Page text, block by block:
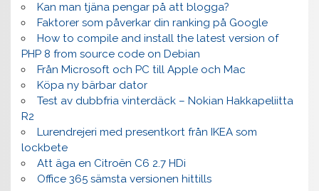
Kan man tjäna pengar på att blogga?
Faktorer som påverkar din ranking på Google
How to compile and install the latest version of
PHP 8 from source code on Debian
Från Microsoft och PC till Apple och Mac
Köpa ny bärbar dator
Test av dubbfria vinterdäck – Nokian Hakkapeliitta
R2
Lurendrejeri med presentkort från IKEA som
lockbete
Att äga en Citroën C6 2.7 HDi
Office 365 sämsta versionen hittills